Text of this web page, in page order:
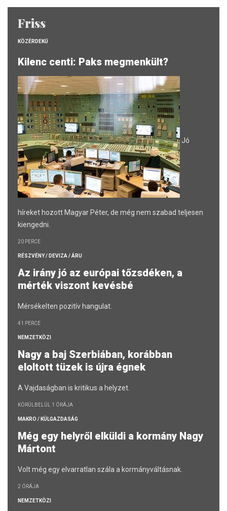
Friss
KÖZÉRDEKŰ
Kilenc centi: Paks megmenkült?
Jó
híreket hozott Magyar Péter, de még nem szabad teljesen
kiengedni.
20 PERCE
RÉSZVÉNY / DEVIZA / ÁRU
Az irány jó az európai tőzsdéken, a
mérték viszont kevésbé
Mérsékelten pozitív hangulat.
41 PERCE
NEMZETKÖZI
Nagy a baj Szerbiában, korábban
eloltott tüzek is újra égnek
A Vajdaságban is kritikus a helyzet.
KÖRÜLBELÜL 1 ÓRÁJA
MAKRO / KÜLGAZDASÁG
Még egy helyről elküldi a kormány Nagy
Mártont
Volt még egy elvarratlan szála a kormányváltásnak.
2 ÓRÁJA
NEMZETKÖZI